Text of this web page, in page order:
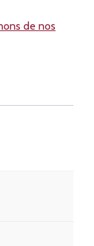
de nos